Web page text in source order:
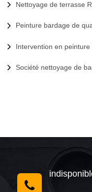
Nettoyage de terrasse
Peinture bardage de
Intervention en
Société nettoyage de